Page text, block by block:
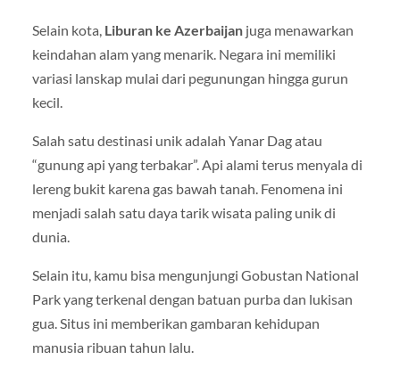
Selain kota, Liburan ke Azerbaijanjuga menawarkan
keindahan alam yang menarik. Negara ini memiliki
variasi lanskap mulai dari pegunungan hingga gurun
kecil.
Salah satu destinasi unik adalah Yanar Dag atau
“gunung api yang terbakar”. Api alami terus menyala di
lereng bukit karena gas bawah tanah. Fenomena ini
menjadi salah satu daya tarik wisata paling unik di
dunia.
Selain itu, kamu bisa mengunjungi Gobustan National
Park yang terkenal dengan batuan purba dan lukisan
gua. Situs ini memberikan gambaran kehidupan
manusia ribuan tahun lalu.